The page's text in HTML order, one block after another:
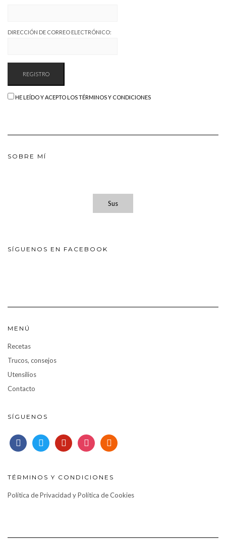
DIRECCIÓN DE CORREO ELECTRÓNICO:
HE LEÍDO Y ACEPTO LOS TÉRMINOS Y CONDICIONES
SOBRE MÍ
Sus
SÍGUENOS EN FACEBOOK
MENÚ
Recetas
Trucos, consejos
Utensilios
Contacto
SÍGUENOS
facebooktwitter pinterestinstagramrss
TÉRMINOS Y CONDICIONES
Política de Privacidad y Política de Cookies